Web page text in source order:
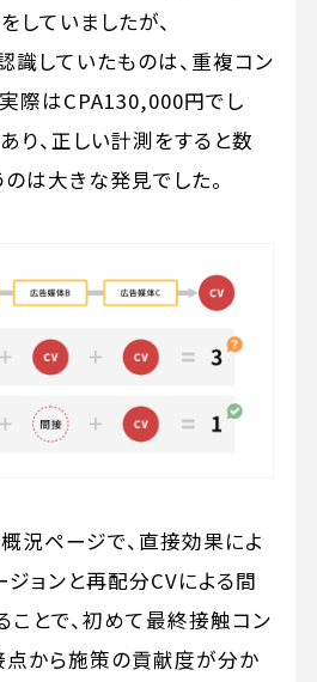
していましたが、
識していたものは、重複コン
際はCPA130,000円でし
り、正しい計測をすると数
は大きな発見でした。
況ページで、直接効果によ
ョンと再配分CVによる間
とで、初めて最終接触コン
点から施策の貢献度が分か